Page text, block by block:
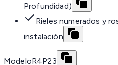
Profundidad)
Rieles numerados y
instalación
ModeloR4P23